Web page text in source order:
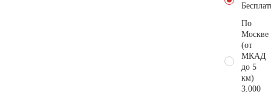
По
Москве
(от
МКАД
до 5
км)
3.000